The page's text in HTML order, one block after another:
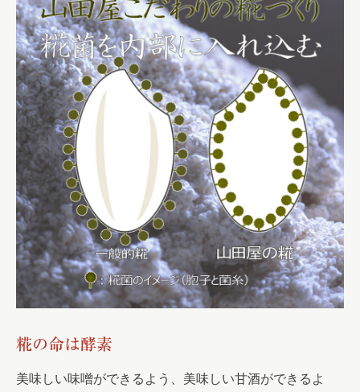
糀の命は酵素
美味しい味噌ができるよう、美味しい甘酒ができるよ